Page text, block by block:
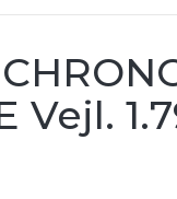
Vejl.